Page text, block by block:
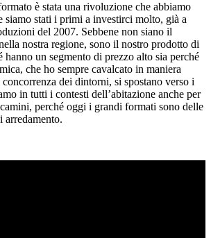
è stata una rivoluzione che abbiamo
siamo stati i primi a investirci molto, già a
del 2007. Sebbene non siano il
nostra regione, sono il nostro prodotto di
hanno un segmento di prezzo alto sia perché
che ho sempre cavalcato in maniera
dei dintorni, si spostano verso i
in tutti i contesti dell’abitazione anche per
perché oggi i grandi formati sono delle
arredamento.